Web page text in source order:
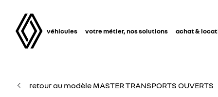
véhicules votre métier, nos solutions achat &
retour au modèle MASTER TRANSPORTS OUVERTS